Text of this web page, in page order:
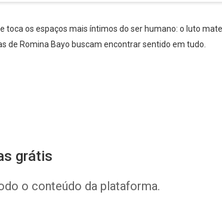
toca os espaços mais íntimos do ser humano: o luto
de Romina Bayo buscam encontrar sentido em tudo.
grátis
o conteúdo da plataforma.